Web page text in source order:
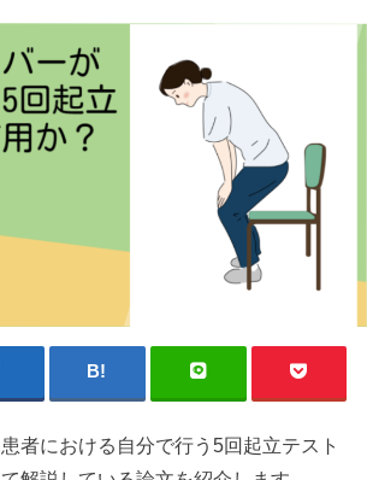
者における自分で行う5回起立テスト